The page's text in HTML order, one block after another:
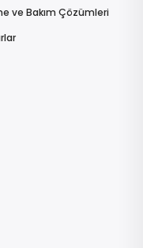
ve Bakım Çözümleri